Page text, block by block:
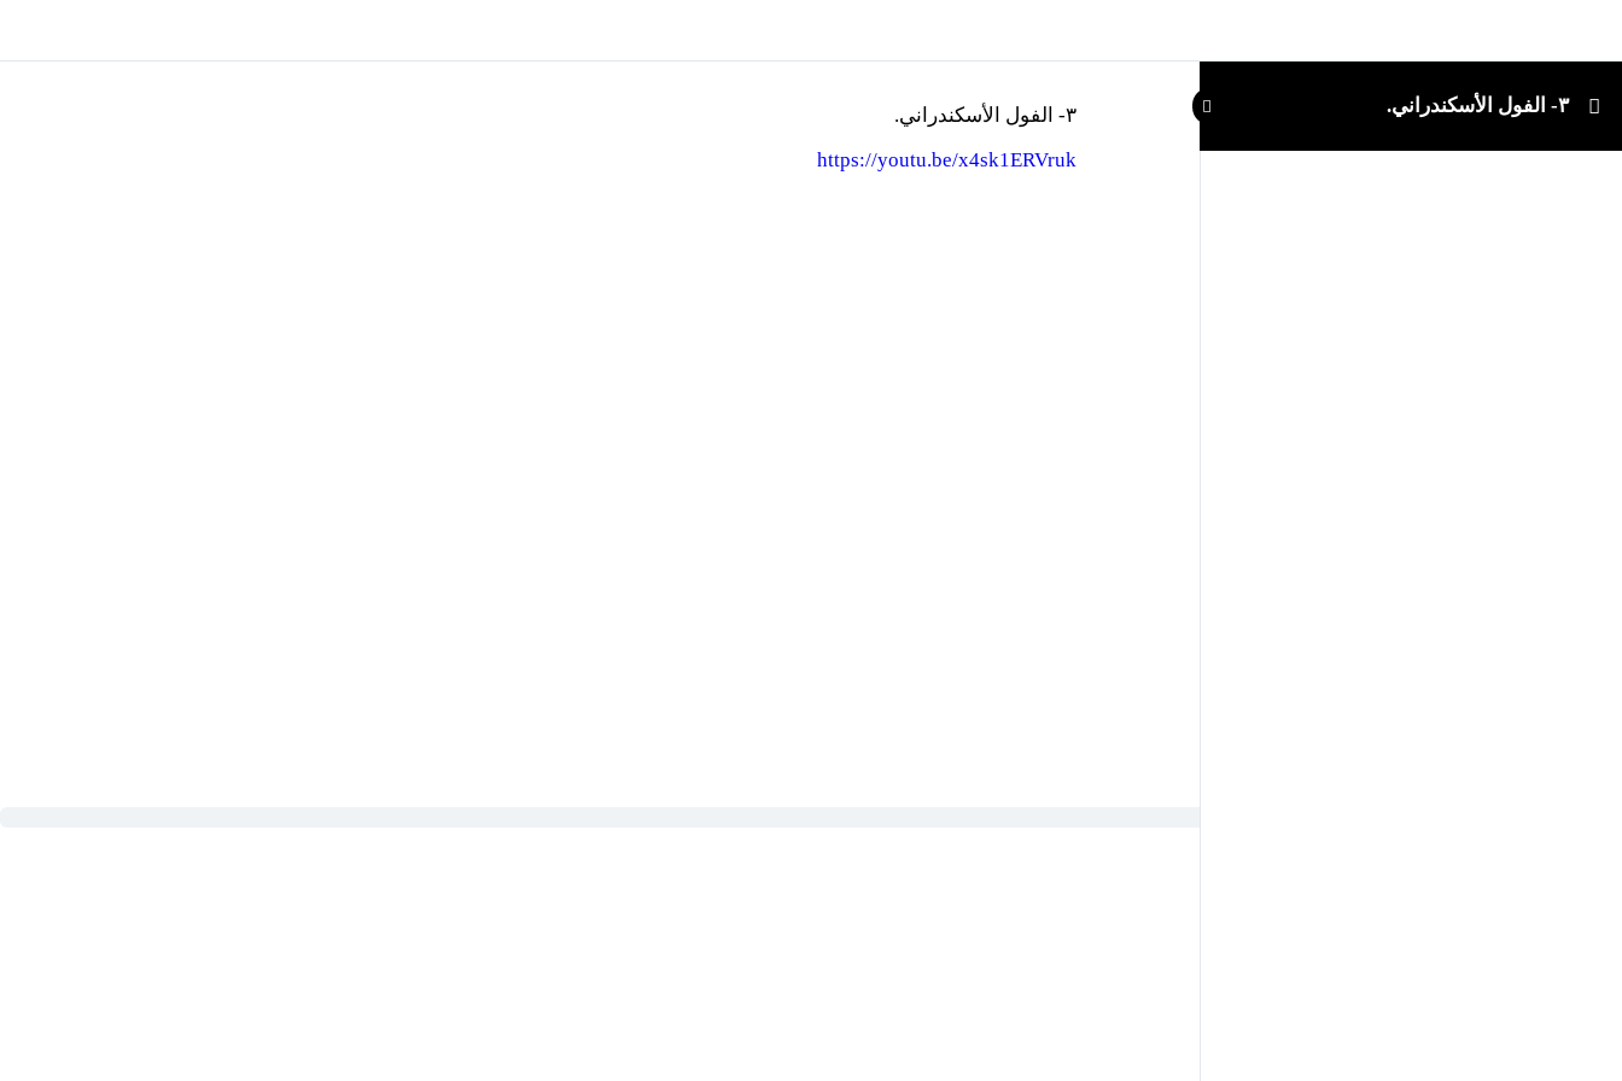
٣- الفول الأسكندراني.
٣- الفول الأسكندراني.
https://youtu.be/x4sk1ERVruk